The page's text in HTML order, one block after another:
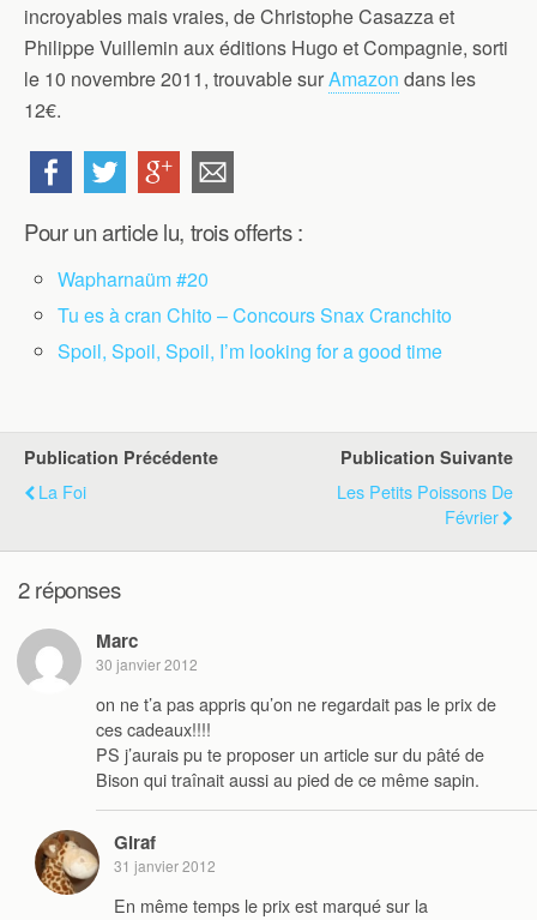
incroyables mais vraies, de Christophe Casazza et
Philippe Vuillemin aux éditions Hugo et Compagnie, sorti
le 10 novembre 2011, trouvable surAmazon dans les
12€.
Pour un article lu, trois offerts :
Wapharnaüm #20
Tu es à cran Chito – Concours Snax Cranchito
Spoil, Spoil, Spoil, I’m looking for a good time
Publication Précédente
La Foi
Publication Suivante
Les Petits Poissons De
Février
2 réponses
Marc
30 janvier 2012
on ne t’a pas appris qu’on ne regardait pas le prix de
ces cadeaux!!!!
PS j’aurais pu te proposer un article sur du pâté de
Bison qui traînait aussi au pied de ce même sapin.
Giraf
31 janvier 2012
En même temps le prix est marqué sur la